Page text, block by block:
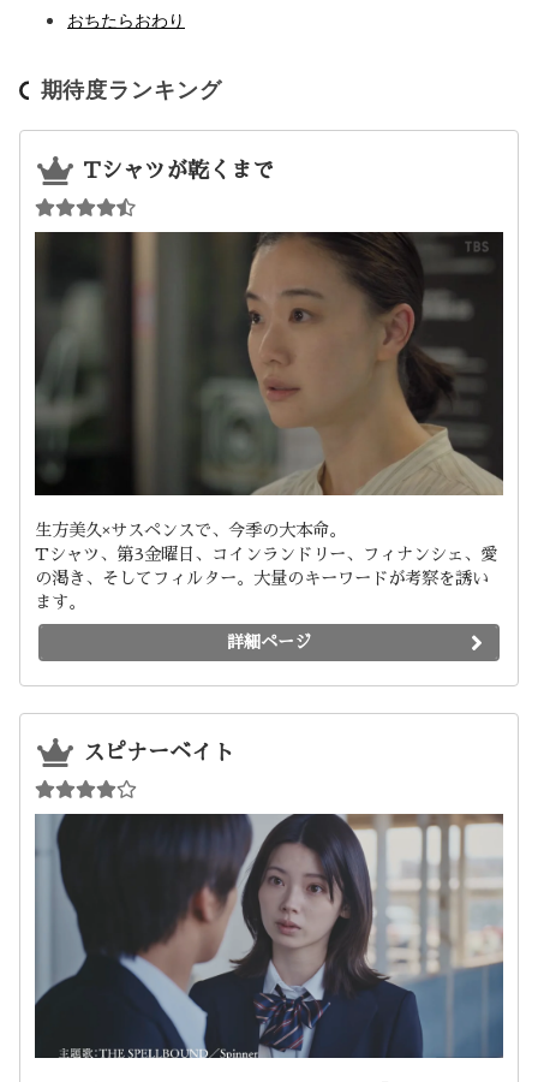
おちたらおわり
期待度ランキング
Tシャツが乾くまで
生方美久×サスペンスで、今季の大本命。
Tシャツ、第3金曜日、コインランドリー、フィナンシェ、愛
の渇き、そしてフィルター。大量のキーワードが考察を誘い
ます。
詳細ページ
スピナーベイト